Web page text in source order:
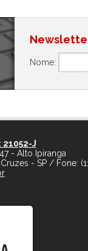
Nome:
21052-J
- Alto Ipiranga
- SP/ Fone: